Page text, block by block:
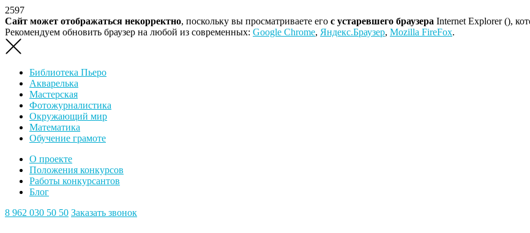
2597
Сайт может отображаться некорректно, поскольку вы просматриваете его с устаревшего браузера Internet Explorer (),
Рекомендуем обновить браузер на любой из современных: Google Chrome, Яндекс.Браузер, Mozilla FireFox.
Библиотека Пьеро
Акварелька
Мастерская
Фотожурналистика
Окружающий мир
Математика
Обучение грамоте
О проекте
Положения конкурсов
Работы конкурсантов
Блог
8 962 030 50 50 Заказать звонок